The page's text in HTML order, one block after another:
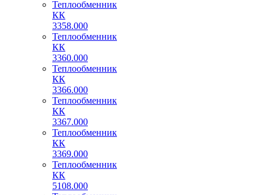
Теплообменник
КК
3358.000
Теплообменник
КК
3360.000
Теплообменник
КК
3366.000
Теплообменник
КК
3367.000
Теплообменник
КК
3369.000
Теплообменник
КК
5108.000